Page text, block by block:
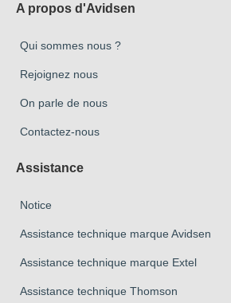
A propos d'Avidsen
Qui sommes nous ?
Rejoignez nous
On parle de nous
Contactez-nous
Assistance
Notice
Assistance technique marque Avidsen
Assistance technique marque Extel
Assistance technique Thomson